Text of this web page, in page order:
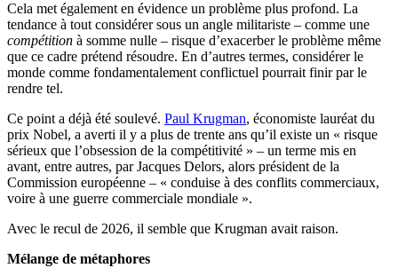
Cela met également en évidence un problème plus profond. La
tendance à tout considérer sous un angle militariste – comme une
compétition à somme nulle – risque d’exacerber le problème même
que ce cadre prétend résoudre. En d’autres termes, considérer le
monde comme fondamentalement conflictuel pourrait finir par le
rendre tel.
Ce point a déjà été soulevé. Paul Krugman, économiste lauréat du
prix Nobel, a averti il y a plus de trente ans qu’il existe un « risque
sérieux que l’obsession de la compétitivité » – un terme mis en
avant, entre autres, par Jacques Delors, alors président de la
Commission européenne – « conduise à des conflits commerciaux,
voire à une guerre commerciale mondiale ».
Avec le recul de 2026, il semble que Krugman avait raison.
Mélange de métaphores